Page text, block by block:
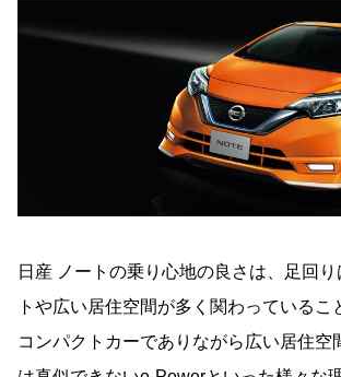
日産 ノートの乗り心地の良さは、足回
トや広い居住空間が多く関わっているこ
コンパクトカーでありながら広い居住空